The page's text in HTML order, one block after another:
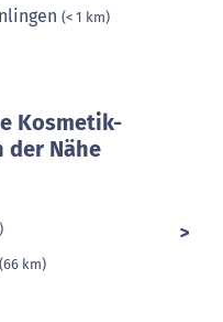
(< 1 km)
Kosmetik-
der Nähe
(66 km)